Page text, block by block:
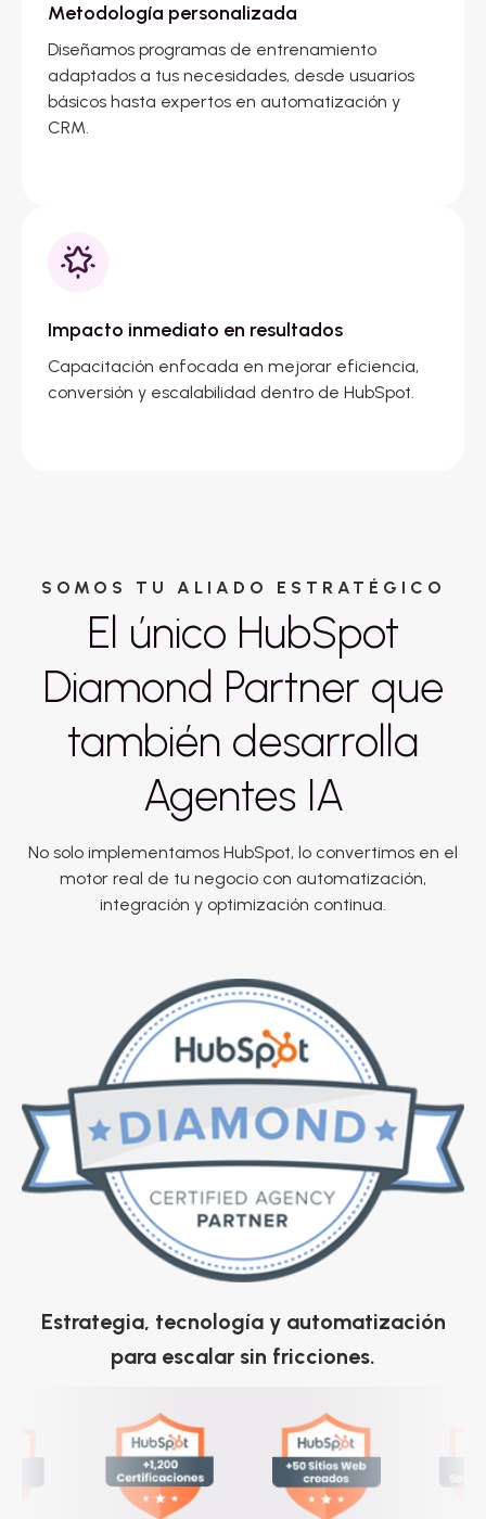
Metodología personalizada
Diseñamos programas de entrenamiento
adaptados a tus necesidades, desde usuarios
básicos hasta expertos en automatización y
CRM.
Impacto inmediato en resultados
Capacitación enfocada en mejorar eficiencia,
conversión y escalabilidad dentro de HubSpot.
SOMOS TU ALIADO ESTRATÉGICO
El único HubSpot
Diamond Partner que
también desarrolla
Agentes IA
No solo implementamos HubSpot, lo convertimos en el
motor real de tu negocio con automatización,
integración y optimización continua.
Estrategia, tecnología y automatización
para escalar sin fricciones.